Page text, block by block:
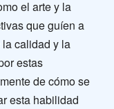
el arte y la
que guíen a
calidad y la
estas
de cómo se
esta habilidad